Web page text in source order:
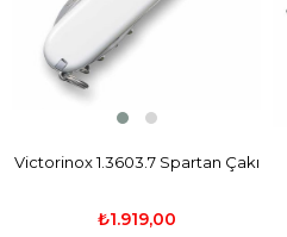
Victorinox 1.3603.7 Spartan Çakı
₺1.919,00